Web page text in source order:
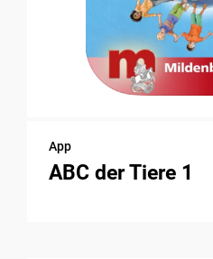
App
ABC der Tiere 1